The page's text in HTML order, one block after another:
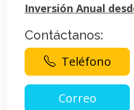
Inversión Anual
Contáctanos:
Teléfono